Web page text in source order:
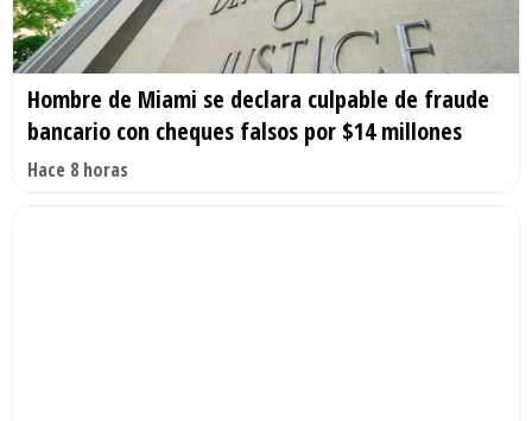
Hombre de Miami se declara culpable de fraude
bancario con cheques falsos por $14 millones
Hace 8 horas